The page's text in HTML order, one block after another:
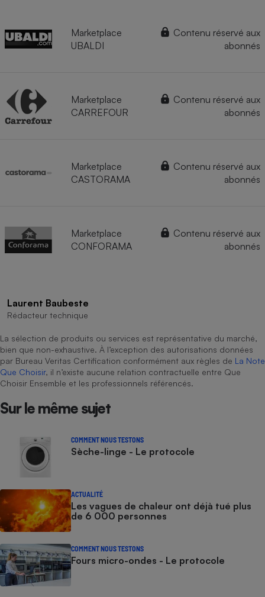
Marketplace
UBALDI
Contenu réservé aux
abonnés
Marketplace
CARREFOUR
Contenu réservé aux
abonnés
Marketplace
CASTORAMA
Contenu réservé aux
abonnés
Marketplace
CONFORAMA
Contenu réservé aux
abonnés
Laurent Baubeste
Rédacteur technique
La sélection de produits ou services est représentative du marché,
bien que non-exhaustive. À l’exception des autorisations données
par Bureau Veritas Certification conformément aux règles de La Note
Que Choisir, il n’existe aucune relation contractuelle entre Que
Choisir Ensemble et les professionnels référencés.
Sur le même sujet
COMMENT NOUS TESTONS
Sèche-linge - Le protocole
ACTUALITÉ
Les vagues de chaleur ont déjà tué plus
de 6 000 personnes
COMMENT NOUS TESTONS
Fours micro-ondes - Le protocole